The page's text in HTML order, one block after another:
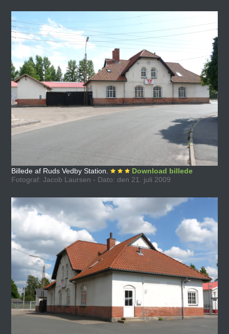
Billede af Ruds Vedby Station.
Download billede
Fotograf: Jacob Laursen - Dato: den 21. juli 2009